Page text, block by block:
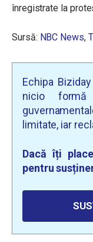
înregistrate la
Sursă: NBC News,
Echipa
nicio
limitate, iar
Dacă îți
pentru